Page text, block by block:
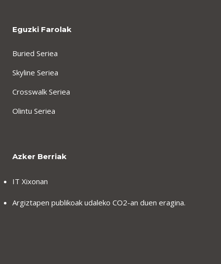
Eguzki Farolak
Buried Seriea
Skyline Seriea
Crosswalk Seriea
Olintu Seriea
Azker Berriak
IT Xixonan
Argiztapen publikoak udaleko CO2-an duen eragina.